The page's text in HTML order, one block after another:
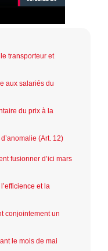
transporteur et
aux salariés du
du prix à la
(Art. 12)
fusionner d’ici mars
et la
conjointement un
le mois de mai